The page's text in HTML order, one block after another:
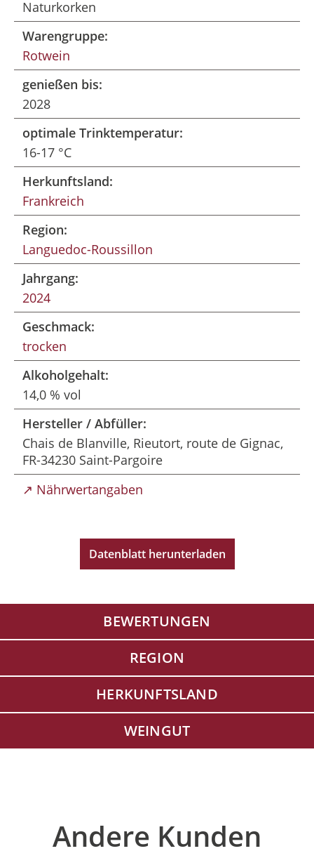
Naturkorken
Warengruppe:
Rotwein
genießen bis:
2028
optimale Trinktemperatur:
16-17 °C
Herkunftsland:
Frankreich
Region:
Languedoc-Roussillon
Jahrgang:
2024
Geschmack:
trocken
Alkoholgehalt:
14,0 % vol
Hersteller / Abfüller:
Chais de Blanville, Rieutort, route de Gignac,
FR-34230 Saint-Pargoire
↗ Nährwertangaben
Datenblatt herunterladen
BEWERTUNGEN
REGION
HERKUNFTSLAND
WEINGUT
Andere Kunden